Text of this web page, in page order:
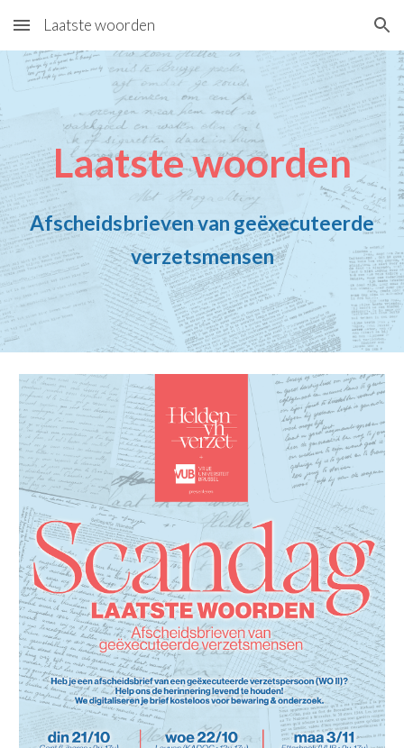
Skip to main content Skip to navigation
Laatste woorden
Laatste woorden
Afscheidsbrieven van geëxecuteerde
verzetsmensen